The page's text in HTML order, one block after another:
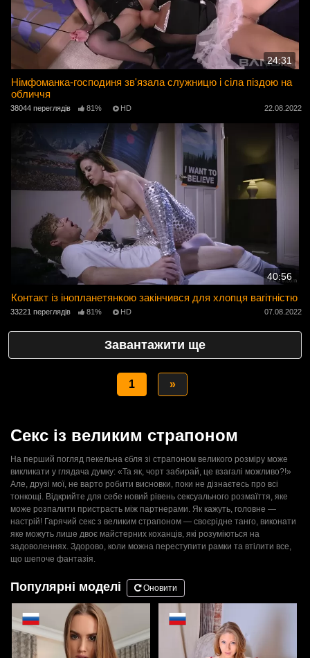
24:31
Німфоманка-господиня зв'язала служницю і сіла піздою на
обличчя
38044 переглядів 81% HD 22.08.2022
40:56
Контакт із інопланетянкою закінчився для хлопця вагітністю
33221 переглядів 81% HD 07.08.2022
Завантажити ще
1 »
Секс із великим страпоном
На перший погляд пекельна єбля зі страпоном великого розміру може
викликати у глядача думку: «Та як, чорт забирай, це взагалі можливо?!»
Але, друзі мої, не варто робити висновки, поки не дізнаєтесь про всі
тонкощі. Відкрийте для себе новий рівень сексуального розмаїття, яке
може розпалити пристрасть між партнерами. Як кажуть, головне —
настрій! Гарячий секс з великим страпоном — своєрідне танго, виконати
яке можуть лише двоє майстерних коханців, які розуміються на
задоволеннях. Здорово, коли можна переступити рамки та втілити все,
що шепоче фантазія.
Популярні моделі Оновити